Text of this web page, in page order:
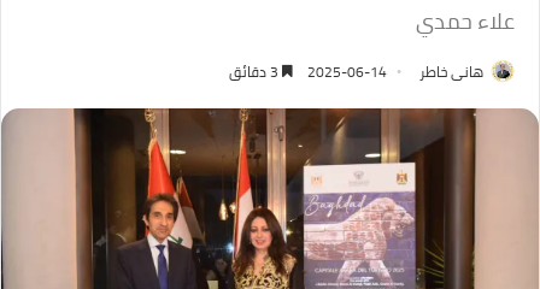
علاء حمدي
هانى خاطر 2025-06-14